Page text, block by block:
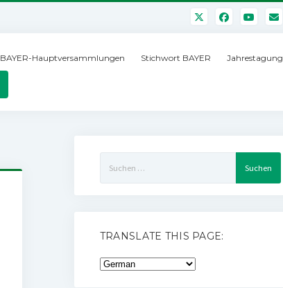
BAYER-Hauptversammlungen Stichwort BAYER Jahrestagung
nach:
TRANSLATE THIS PAGE: